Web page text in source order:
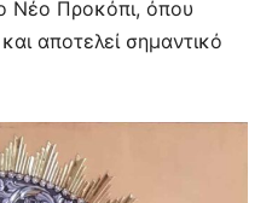
Νέο Προκόπι, όπου
αποτελεί σημαντικό